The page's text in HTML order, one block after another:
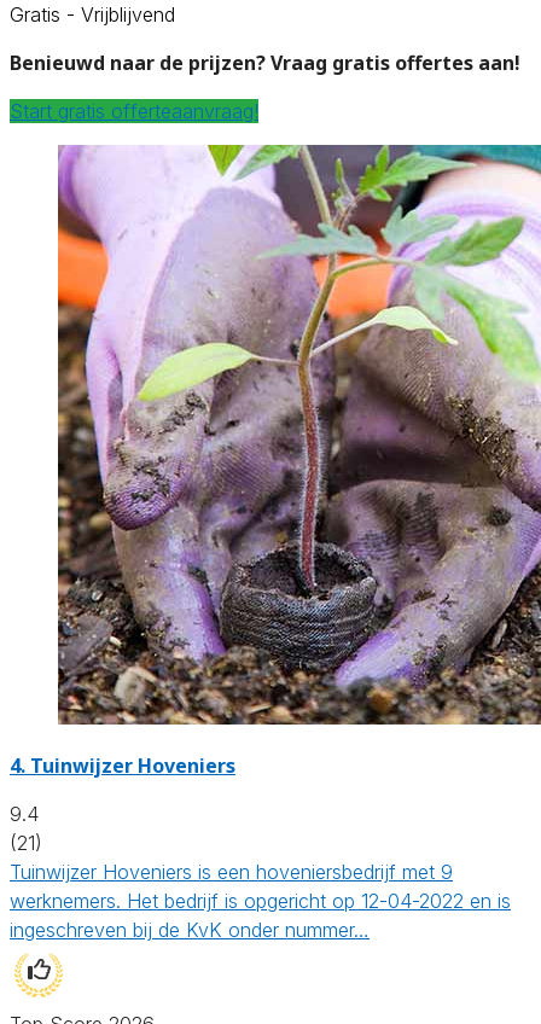
Gratis - Vrijblijvend
Benieuwd naar de prijzen? Vraag gratis offertes aan!
Start gratis offerteaanvraag!
4. Tuinwijzer Hoveniers
9.4
(21)
Tuinwijzer Hoveniers is een hoveniersbedrijf met 9
werknemers. Het bedrijf is opgericht op 12-04-2022 en is
ingeschreven bij de KvK onder nummer…